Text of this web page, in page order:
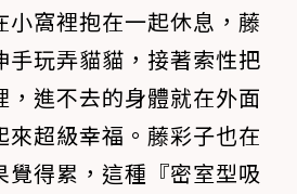
小窩裡抱在一起休息，藤
手玩弄貓貓，接著索性把
，進不去的身體就在外面
來超級幸福。藤彩子也在
覺得累，這種『密室型吸